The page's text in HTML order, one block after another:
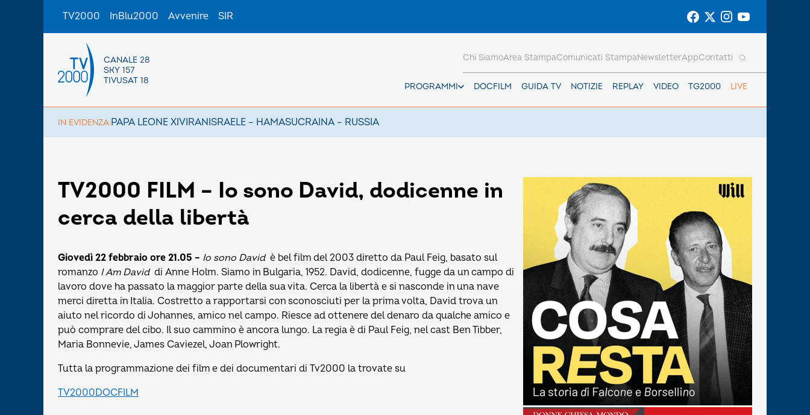
TV2000 InBlu2000 Avvenire SIR
CANALE 28
SKY 157
TIVUSAT 18
PROGRAMMI DOCFILM GUIDA TV NOTIZIE REPLAY VIDEO TG2000 LIVE
Chi SiamoArea StampaComunicati StampaNewsletterAppContatti
IN EVIDENZA:PAPA LEONE XIVIRANISRAELE – HAMASUCRAINA – RUSSIA
TV2000 FILM – Io sono David, dodicenne in
cerca della libertà
Giovedì 22 febbraio ore 21.05 – Io sono David è bel film del 2003 diretto da Paul Feig, basato sul
romanzo I Am Daviddi Anne Holm. Siamo in Bulgaria, 1952. David, dodicenne, fugge da un campo di
lavoro dove ha passato la maggior parte della sua vita. Cerca la libertà e si nasconde in una nave
merci diretta in Italia. Costretto a rapportarsi con sconosciuti per la prima volta, David trova un
aiuto nel ricordo di Johannes, amico nel campo. Riesce ad ottenere del denaro da qualche amico e
può comprare del cibo. Il suo cammino è ancora lungo. La regia è di Paul Feig, nel cast Ben Tibber,
Maria Bonnevie, James Caviezel, Joan Plowright.
Tutta la programmazione dei film e dei documentari di Tv2000 la trovate su
TV2000DOCFILM